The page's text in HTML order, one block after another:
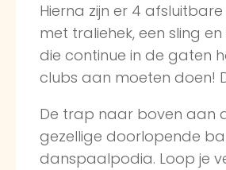
Hierna zijn er 4
met traliehek, een sling
die continue in de gaten
clubs aan moeten doen!
De trap naar boven aan
gezellige doorlopende
danspaalpodia. Loop je